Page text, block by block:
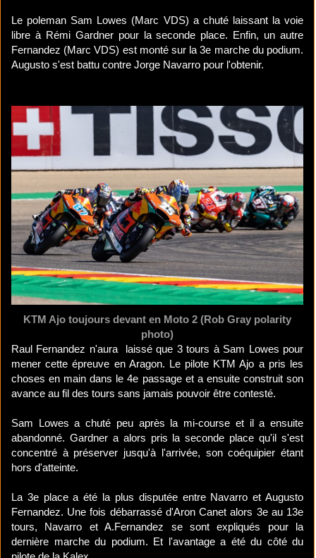
Le poleman Sam Lowes (Marc VDS) a chuté laissant la voie
libre à Rémi Gardner pour la seconde place. Enfin, un autre
Fernandez (Marc VDS) est monté sur la 3e marche du podium.
Augusto s'est battu contre Jorge Navarro pour l'obtenir.
KTM Ajo toujours devant en Moto 2 (Rob Gray polarity
photo)
Raul Fernandez n'aura laissé que 3 tours à Sam Lowes pour
mener cette épreuve en Aragon. Le pilote KTM Ajo a pris les
choses en main dans le 4e passage et a ensuite construit son
avance au fil des tours sans jamais pouvoir être contesté.
Sam Lowes a chuté peu après la mi-course et il a ensuite
abandonné. Gardner a alors pris la seconde place qu'il s'est
concentré à préserver jusqu'à l'arrivée, son coéquipier étant
hors d'atteinte.
La 3e place a été la plus disputée entre Navarro et Augusto
Fernandez. Une fois débarrassé d'Aron Canet alors 3e au 13e
tours, Navarro et A.Fernandez se sont expliqués pour la
dernière marche du podium. Et l'avantage a été du côté du